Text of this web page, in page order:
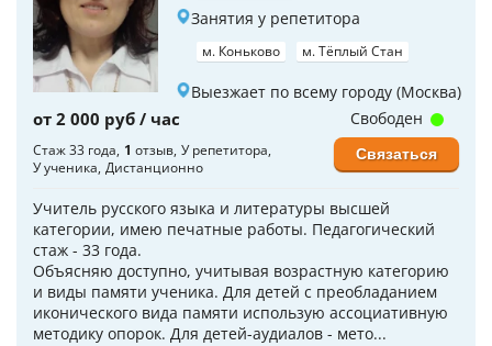
Занятия у репетитора
м. Коньково м. Тёплый Стан
Выезжает по всему городу (Москва)
от 2 000 руб / час
Стаж 33 года 1 отзыв У репетитора
У ученика Дистанционно
Учитель русского языка и литературы высшей
категории, имею печатные работы. Педагогический
стаж - 33 года.
Объясняю доступно, учитывая возрастную категорию
и виды памяти ученика. Для детей с преобладанием
иконического вида памяти использую ассоциативную
методику опорок. Для детей-аудиалов - мето...
Свободен
Связаться